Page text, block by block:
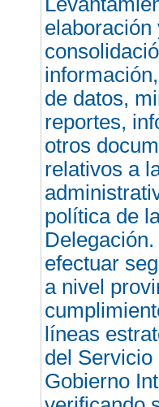
elaboración
de datos,
reportes,
otros
relativos a
política de
efectuar
a nivel
líneas
del Servicio
Gobierno